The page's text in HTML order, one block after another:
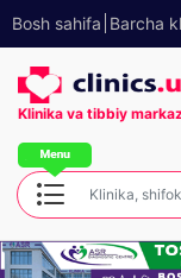
Bosh sahifa Barcha
Klinika va tibbiy